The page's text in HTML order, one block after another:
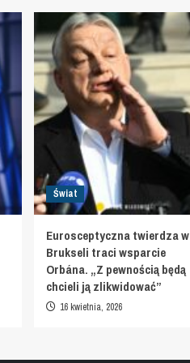
Świat
Eurosceptyczna twierdza w
Brukseli traci wsparcie
Orbána. „Z pewnością będą
chcieli ją zlikwidować”
16 kwietnia, 2026